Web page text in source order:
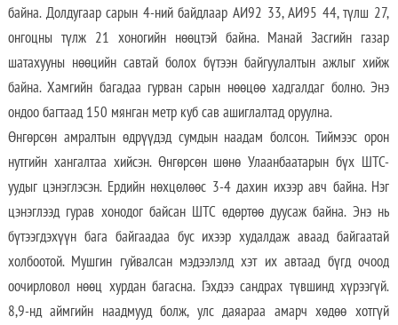
байна. Долдугаар сарын 4-ний байдлаар АИ92 33, АИ95 44, түлш 27,
онгоцны түлж 21 хоногийн нөөцтэй байна. Манай Засгийн газар
шатахууны нөөцийн савтай болох бүтээн байгуулалтын ажлыг хийж
байна. Хамгийн багадаа гурван сарын нөөцөө хадгалдаг болно. Энэ
ондоо багтаад 150 мянган метр куб сав ашиглалтад оруулна.
Өнгөрсөн амралтын өдрүүдэд сумдын наадам болсон. Тиймээс орон
нутгийн хангалтаа хийсэн. Өнгөрсөн шөнө Улаанбаатарын бүх ШТС-
уудыг цэнэглэсэн. Ердийн нөхцөлөөс 3-4 дахин ихээр авч байна. Нэг
цэнэглээд гурав хонодог байсан ШТС өдөртөө дуусаж байна. Энэ нь
бүтээгдэхүүн бага байгаадаа бус ихээр худалдаж аваад байгаатай
холбоотой. Мушгин гуйвалсан мэдээлэлд хэт их автаад бүгд очоод
оочирловол нөөц хурдан багасна. Гэхдээ сандрах түвшинд хүрээгүй.
8,9-нд аймгийн наадмууд болж, улс даяараа амарч хөдөө хотгүй